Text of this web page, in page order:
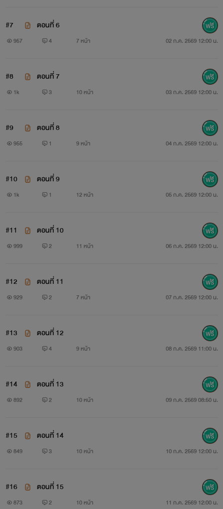
#7 ตอนที่ 6
957 4 7 หน้า 02 ก.ค. 2569 12:00 น.
#8 ตอนที่ 7
1k 3 10 หน้า 03 ก.ค. 2569 12:00 น.
#9 ตอนที่ 8
955 1 9 หน้า 04 ก.ค. 2569 12:00 น.
#10 ตอนที่ 9
1k 1 12 หน้า 05 ก.ค. 2569 12:00 น.
#11 ตอนที่ 10
999 2 11 หน้า 06 ก.ค. 2569 12:00 น.
#12 ตอนที่ 11
929 2 7 หน้า 07 ก.ค. 2569 12:00 น.
#13 ตอนที่ 12
903 4 9 หน้า 08 ก.ค. 2569 11:00 น.
#14 ตอนที่ 13
892 2 10 หน้า 09 ก.ค. 2569 08:50 น.
#15 ตอนที่ 14
849 3 10 หน้า 10 ก.ค. 2569 12:00 น.
#16 ตอนที่ 15
873 2 10 หน้า 11 ก.ค. 2569 12:00 น.